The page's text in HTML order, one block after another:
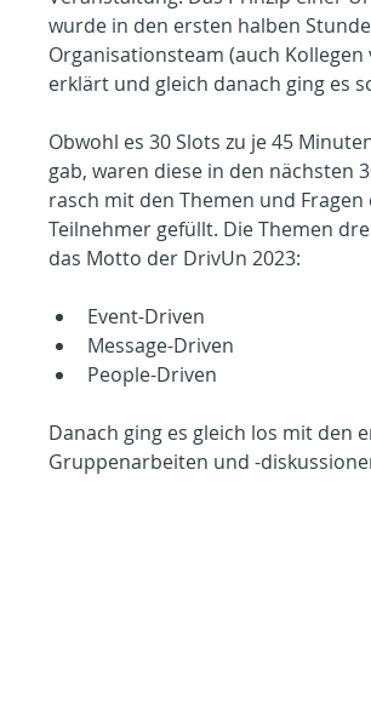
wurde in den ersten halben
Organisationsteam (auch Kollegen
erklärt und gleich danach ging es
Obwohl es 30 Slots zu je 45
gab, waren diese in den nächsten
rasch mit den Themen und Fragen
Teilnehmer gefüllt. Die Themen
das Motto der DrivUn 2023:
Event-Driven
Message-Driven
People-Driven
Danach ging es gleich los mit den
Gruppenarbeiten und -